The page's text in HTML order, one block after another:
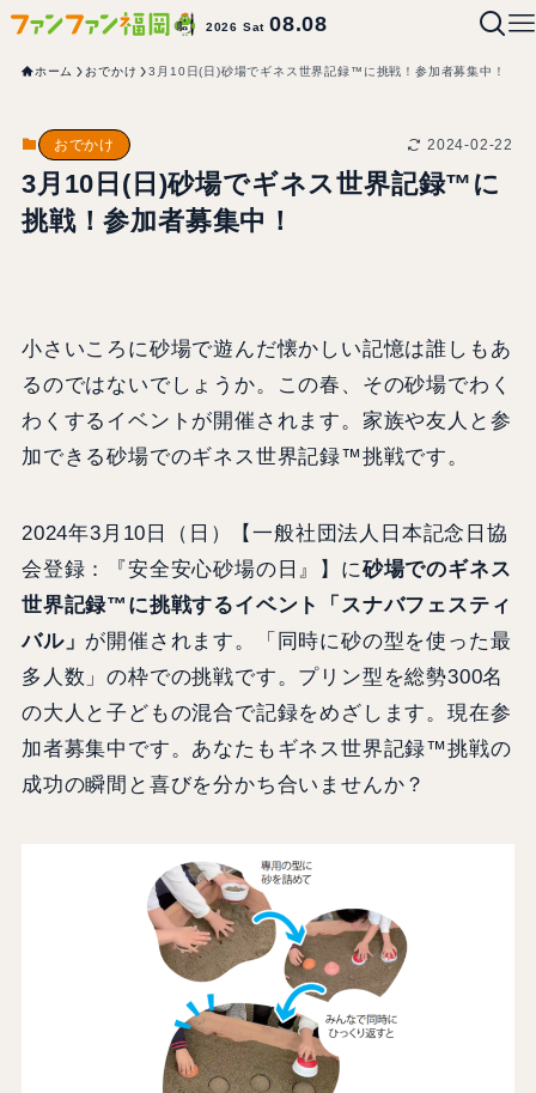
2026 Sat08.08
ホーム おでかけ 3月10日(日)砂場でギネス世界記録™に挑戦！参加者募集中！
おでかけ 2024-02-22
3月10日(日)砂場でギネス世界記録™に
挑戦！参加者募集中！
小さいころに砂場で遊んだ懐かしい記憶は誰しもあ
るのではないでしょうか。この春、その砂場でわく
わくするイベントが開催されます。家族や友人と参
加できる砂場でのギネス世界記録™挑戦です。
2024年3月10日（日）【一般社団法人日本記念日協
会登録：『安全安心砂場の日』】に砂場でのギネス
世界記録™に挑戦するイベント「スナバフェスティ
バル」 が開催されます。「同時に砂の型を使った最
多人数」の枠での挑戦です。プリン型を総勢300名
の大人と子どもの混合で記録をめざします。現在参
加者募集中です。あなたもギネス世界記録™挑戦の
成功の瞬間と喜びを分かち合いませんか？